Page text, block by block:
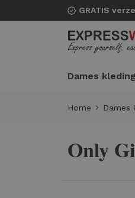
GRATIS
Dames kleding
Home Dames
Only